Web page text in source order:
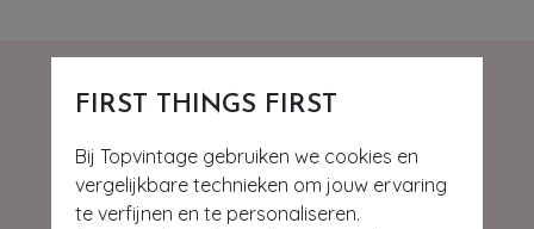
FIRST THINGS FIRST
Bij Topvintage gebruiken we cookies en
vergelijkbare technieken om jouw ervaring
te verfijnen en te personaliseren.
Hey gorgeous